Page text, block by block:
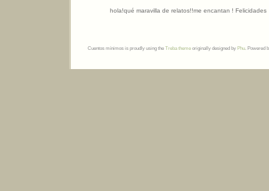
hola!qué maravilla de relatos!!me encantan ! Felicidades
Cuentos mínimos is proudly using the Treba theme originally designed by Phu. Powered